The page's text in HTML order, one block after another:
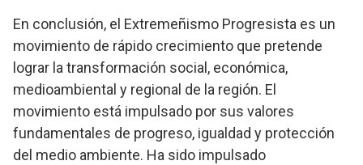
En conclusión, el Extremeñismo Progresista es un
movimiento de rápido crecimiento que pretende
lograr la transformación social, económica,
medioambiental y regional de la región. El
movimiento está impulsado por sus valores
fundamentales de progreso, igualdad y protección
del medio ambiente. Ha sido impulsado